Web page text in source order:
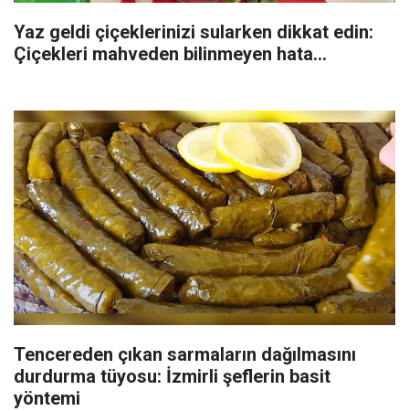
Yaz geldi çiçeklerinizi sularken dikkat edin:
Çiçekleri mahveden bilinmeyen hata...
Tencereden çıkan sarmaların dağılmasını
durdurma tüyosu: İzmirli şeflerin basit
yöntemi